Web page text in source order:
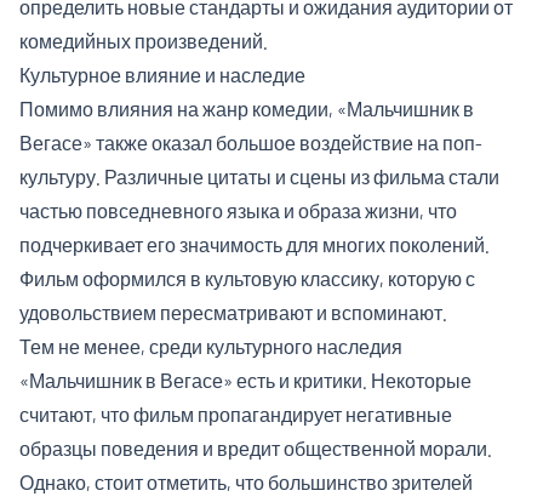
определить новые стандарты и ожидания аудитории от
комедийных произведений.
Культурное влияние и наследие
Помимо влияния на жанр комедии, «Мальчишник в
Вегасе» также оказал большое воздействие на поп-
культуру. Различные цитаты и сцены из фильма стали
частью повседневного языка и образа жизни, что
подчеркивает его значимость для многих поколений.
Фильм оформился в культовую классику, которую с
удовольствием пересматривают и вспоминают.
Тем не менее, среди культурного наследия
«Мальчишник в Вегасе» есть и критики. Некоторые
считают, что фильм пропагандирует негативные
образцы поведения и вредит общественной морали.
Однако, стоит отметить, что большинство зрителей